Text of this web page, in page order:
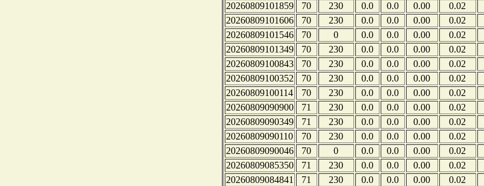
20260809101859
70 230 0.0 0.0 0.00 0.02
20260809101606
70 230 0.0 0.0 0.00 0.02
20260809101546
70 0 0.0 0.0 0.00 0.02
20260809101349
70 230 0.0 0.0 0.00 0.02
20260809100843
70 230 0.0 0.0 0.00 0.02
20260809100352
70 230 0.0 0.0 0.00 0.02
20260809100114
70 230 0.0 0.0 0.00 0.02
20260809090900
71 230 0.0 0.0 0.00 0.02
20260809090349
71 230 0.0 0.0 0.00 0.02
20260809090110
70 230 0.0 0.0 0.00 0.02
20260809090046
70 0 0.0 0.0 0.00 0.02
20260809085350
71 230 0.0 0.0 0.00 0.02
20260809084841
71 230 0.0 0.0 0.00 0.02